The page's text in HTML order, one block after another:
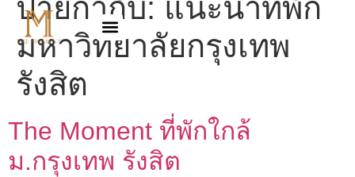
ป้ายกำกับ: แนะนำที่พัก
มหาวิทยาลัยกรุงเทพ
รังสิต
The Moment ที่พักใกล้
ม.กรุงเทพ รังสิต